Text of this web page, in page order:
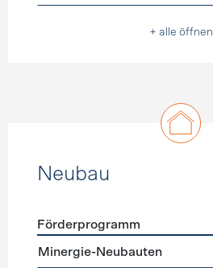
+ alle öffnen
Neubau
Förderprogramme
Förderprogramm
Minergie-Neubauten